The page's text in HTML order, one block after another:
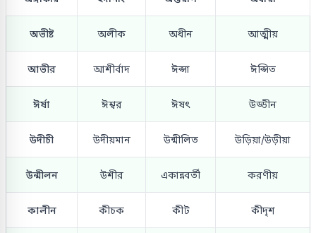
অভীষ্ট অলীক অধীন আত্মীয়
আভীর আশীর্বাদ ঈপ্সা ঈপ্সিত
ঈর্ষা ঈশ্বর ঈষৎ উড্ডীন
উদীচী উদীয়মান উন্মীলিত উড়িয়া/উড়ীয়া
উন্মীলন উশীর একান্নবর্তী করণীয়
কালীন কীচক কীট কীদৃশ